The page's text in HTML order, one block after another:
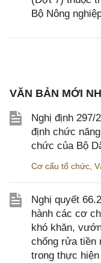
Bộ Nông
VĂN BẢN MỚI
Nghị định 297/
định chức
chức của Bộ
Cơ cấu tổ chức
Nghị quyết
hành các cơ
khó khăn,
chống rửa tiền
trong thực